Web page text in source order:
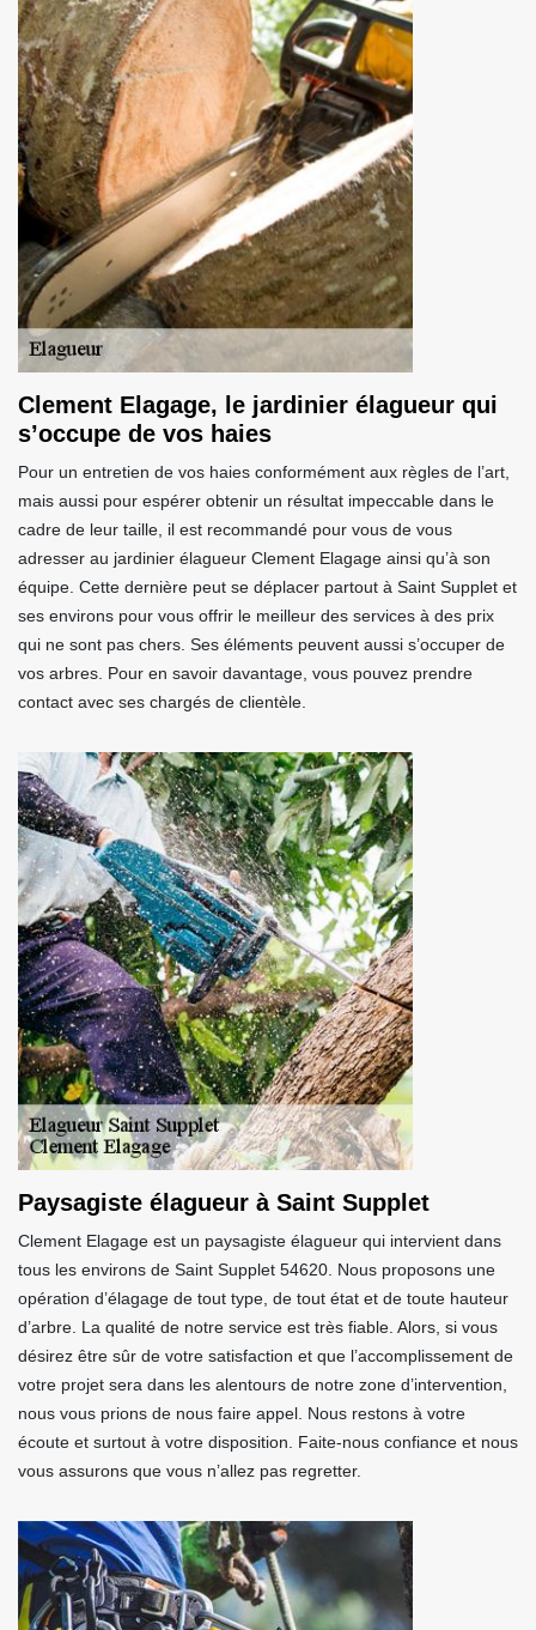
Clement Elagage, le jardinier élagueur qui
s’occupe de vos haies
Pour un entretien de vos haies conformément aux règles de l’art,
mais aussi pour espérer obtenir un résultat impeccable dans le
cadre de leur taille, il est recommandé pour vous de vous
adresser au jardinier élagueur Clement Elagage ainsi qu’à son
équipe. Cette dernière peut se déplacer partout à Saint Supplet et
ses environs pour vous offrir le meilleur des services à des prix
qui ne sont pas chers. Ses éléments peuvent aussi s’occuper de
vos arbres. Pour en savoir davantage, vous pouvez prendre
contact avec ses chargés de clientèle.
Paysagiste élagueur à Saint Supplet
Clement Elagage est un paysagiste élagueur qui intervient dans
tous les environs de Saint Supplet 54620. Nous proposons une
opération d’élagage de tout type, de tout état et de toute hauteur
d’arbre. La qualité de notre service est très fiable. Alors, si vous
désirez être sûr de votre satisfaction et que l’accomplissement de
votre projet sera dans les alentours de notre zone d’intervention,
nous vous prions de nous faire appel. Nous restons à votre
écoute et surtout à votre disposition. Faite-nous confiance et nous
vous assurons que vous n’allez pas regretter.